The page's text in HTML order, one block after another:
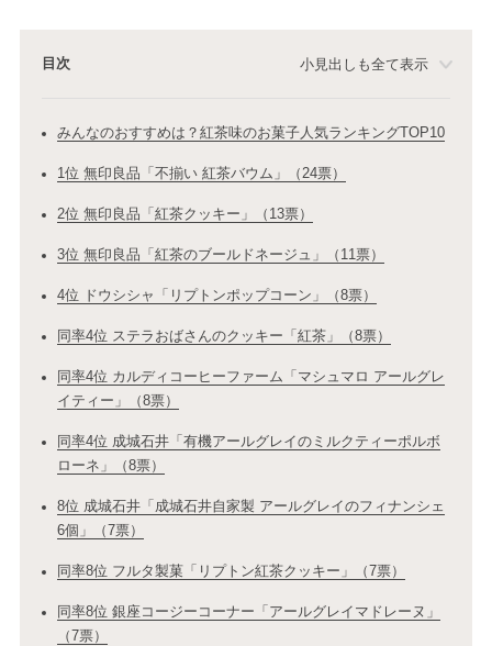
目次 小見出しも全て表示
みんなのおすすめは？紅茶味のお菓子人気ランキングTOP10
1位 無印良品「不揃い 紅茶バウム」（24票）
2位 無印良品「紅茶クッキー」（13票）
3位 無印良品「紅茶のブールドネージュ」（11票）
4位 ドウシシャ「リプトンポップコーン」（8票）
同率4位 ステラおばさんのクッキー「紅茶」（8票）
同率4位 カルディコーヒーファーム「マシュマロ アールグレ
イティー」（8票）
同率4位 成城石井「有機アールグレイのミルクティーポルボ
ローネ」（8票）
8位 成城石井「成城石井自家製 アールグレイのフィナンシェ
6個」（7票）
同率8位 フルタ製菓「リプトン紅茶クッキー」（7票）
同率8位 銀座コージーコーナー「アールグレイマドレーヌ」
（7票）